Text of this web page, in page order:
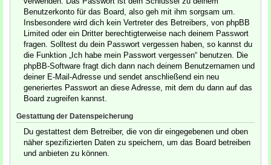
Benutzerkonto für das Board, also geh mit ihm sorgsam um.
Insbesondere wird dich kein Vertreter des Betreibers, von phpBB
Limited oder ein Dritter berechtigterweise nach deinem Passwort
fragen. Solltest du dein Passwort vergessen haben, so kannst du
die Funktion „Ich habe mein Passwort vergessen“ benutzen. Die
phpBB-Software fragt dich dann nach deinem Benutzernamen und
deiner E-Mail-Adresse und sendet anschließend ein neu
generiertes Passwort an diese Adresse, mit dem du dann auf das
Board zugreifen kannst.
Gestattung der Datenspeicherung
Du gestattest dem Betreiber, die von dir eingegebenen und oben
näher spezifizierten Daten zu speichern, um das Board betreiben
und anbieten zu können.